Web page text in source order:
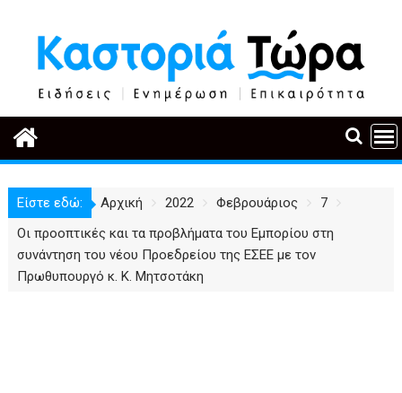
περιεχόμενο
Είστε εδώ: Αρχική 2022 Φεβρουάριος
7
Οι προοπτικές και τα προβλήματα του Εμπορίου στη
συνάντηση του νέου Προεδρείου της ΕΣΕΕ με τον
Πρωθυπουργό κ. Κ. Μητσοτάκη